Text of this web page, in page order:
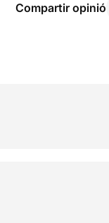
Compartir opinió